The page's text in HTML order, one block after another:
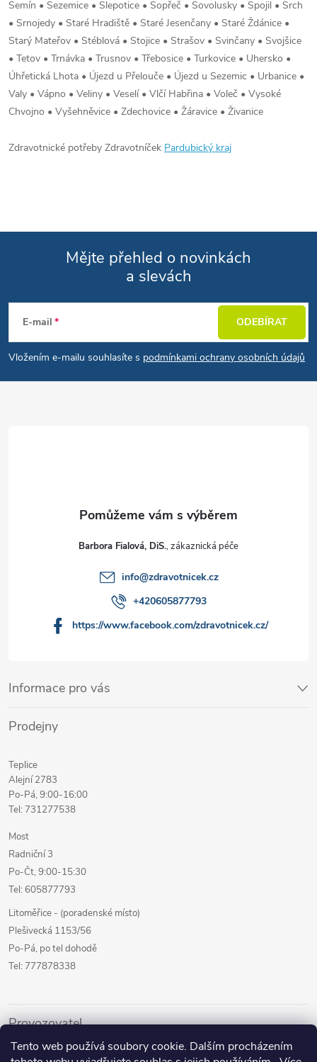
Tento web používá soubory cookie. Dalším procházením
Semín • Sezemice • Slepotice • Sopřeč • Sovolusky • Spojil • Srch
• Srnojedy • Staré Hradiště • Staré Jesenčany • Staré Ždánice •
Starý Mateřov • Stéblová • Stojice • Strašov • Svinčany • Svojšice
• Tetov • Trnávka • Trusnov • Třebosice • Turkovice • Uhersko •
Úhřetická Lhota • Újezd u Přelouče • Újezd u Sezemic • Urbanice •
Valy • Vápno • Veliny • Veselí • Vlčí Habřina • Voleč • Vysoké
Chvojno • Vyšehněvice • Zdechovice • Žáravice • Živanice
Zdravotnické potřeby Zdravotníček Pardubický kraj
Mějte přehled o novinkách
a slevách
E-mail
Vložením e-mailu souhlasíte s podmínkami ochrany osobních údajů
ODEBÍRAT
Informace pro vás
Prodejny
Teplice
Alejní 2783
Po-Pá, 9:00-16:00
Tel: 731277538
Most
Radniční 3
Po-Čt, 9:00-15:30
Tel: 605877793
Litoměřice - (poradenské místo)
Plešivecká 1153/56
Po-Pá, po tel dohodě
Tel: 777878338
Provozovatel
Internetový prodej
Barbora Fialová, DiS.
info@zdravotnicek.cz
+420605877793
https://www.facebook.com/zdravotnicek.cz/